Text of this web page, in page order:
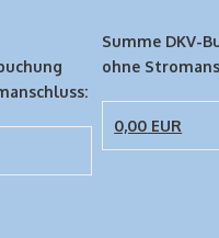
Summe DKV-
ohne
0,00 EUR